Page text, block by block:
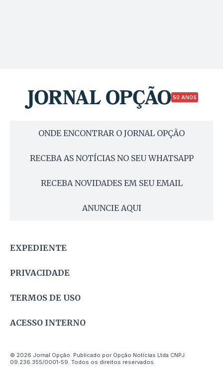
50 ANOS
ONDE ENCONTRAR O JORNAL OPÇÃO
RECEBA AS NOTÍCIAS NO SEU WHATSAPP
RECEBA NOVIDADES EM SEU EMAIL
ANUNCIE AQUI
EXPEDIENTE
PRIVACIDADE
TERMOS DE USO
ACESSO INTERNO
© 2026 Jornal Opção. Publicado por Opção Notícias Ltda CNPJ
09.236.355/0001-59. Todos os direitos reservados.